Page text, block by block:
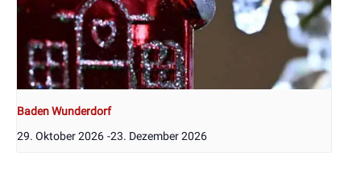
Baden Wunderdorf
29. Oktober 2026 -23. Dezember 2026